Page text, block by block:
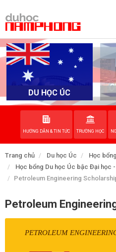
DU HỌC ÚC
HƯỚNG DẪN & TIN TỨC TRƯỜNG HỌC
Trang chủ Du học Úc
Học
Học bổng Du học Úc bậc Đại học
Petroleum Engineering
Petroleum
PETROLEUM
TRANG CHỦ
QUỐC GIA
EVENTS
VỀ NAM PHONG
LIÊN HỆ